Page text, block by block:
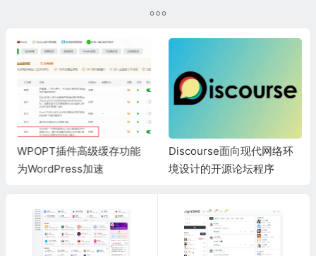
WPOPT插件高级缓存功能
为WordPress加速
Discourse面向现代网络环
境设计的开源论坛程序